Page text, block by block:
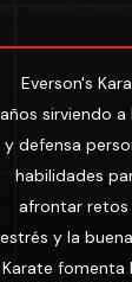
Everson's
años sirviendo
y defensa
habilidades
afrontar retos
estrés y la
Karate fomenta